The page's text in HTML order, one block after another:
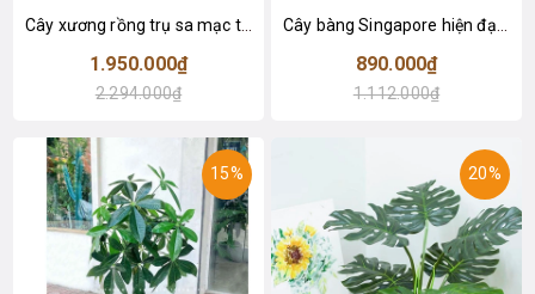
Cây xương rồng trụ sa mạc trang trí loại 2 tay (155cm) - LC2912
1.950.000₫
2.294.000₫
890.000₫
1.112.000₫
15% 20%